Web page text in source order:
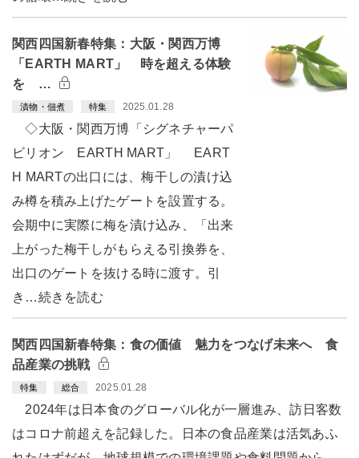
関西四国新春特集：大阪・関西万博
「EARTH MART」 時を超える体験
を …
漬物・佃煮 特集 2025.01.28
◇大阪・関西万博「シグネチャーパ
ビリオン EARTH MART」 EART
H MARTの出口には、梅干しの漬け込
み樽を積み上げたゲートを設置する。
会期中に実際に梅を漬け込み、「出来
上がった梅干しがもらえる引換券を、
出口のゲートを抜ける時に渡す。引
き…続きを読む
関西四国新春特集：食の価値 魅力をつなげ未来へ 食
品産業の挑戦
特集 総合 2025.01.28
2024年は日本食のグローバル化が一層進み、訪日客数
はコロナ前超えを記録した。日本の食品産業は活気あふ